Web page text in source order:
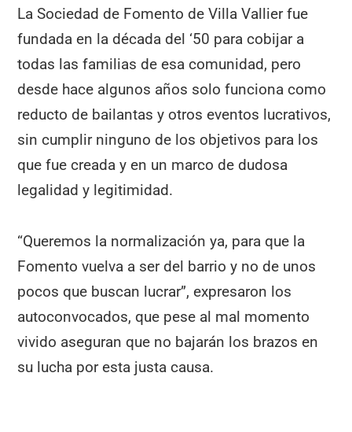
La Sociedad de Fomento de Villa Vallier fue
fundada en la década del ‘50 para cobijar a
todas las familias de esa comunidad, pero
desde hace algunos años solo funciona como
reducto de bailantas y otros eventos lucrativos,
sin cumplir ninguno de los objetivos para los
que fue creada y en un marco de dudosa
legalidad y legitimidad.
“Queremos la normalización ya, para que la
Fomento vuelva a ser del barrio y no de unos
pocos que buscan lucrar”, expresaron los
autoconvocados, que pese al mal momento
vivido aseguran que no bajarán los brazos en
su lucha por esta justa causa.